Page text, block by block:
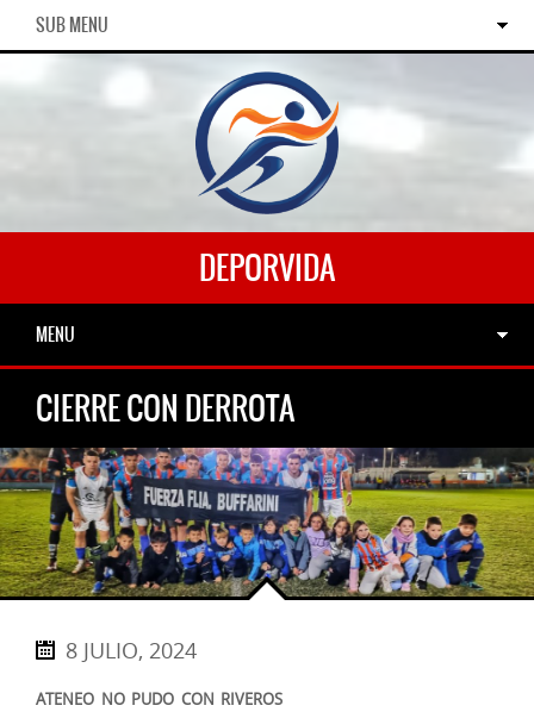
SUB MENU
DEPORVIDA
MENU
CIERRE CON DERROTA
8 JULIO, 2024
ATENEO NO PUDO CON RIVEROS